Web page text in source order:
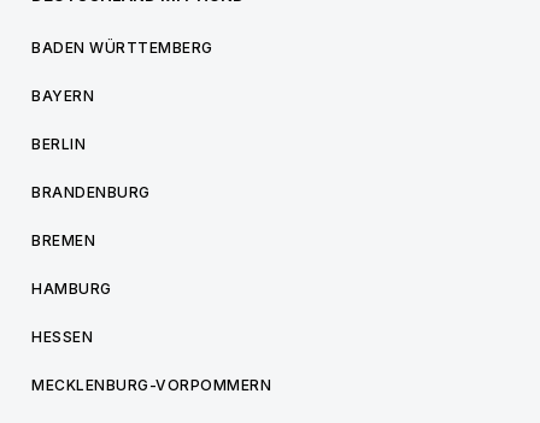
BADEN WÜRTTEMBERG
BAYERN
BERLIN
BRANDENBURG
BREMEN
HAMBURG
HESSEN
MECKLENBURG-VORPOMMERN